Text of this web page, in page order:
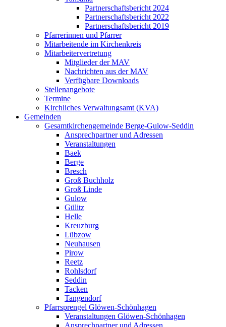
Partnerschaftsbericht 2024
Partnerschaftsbericht 2022
Partnerschaftsbericht 2019
Pfarrerinnen und Pfarrer
Mitarbeitende im Kirchenkreis
Mitarbeitervertretung
Mitglieder der MAV
Nachrichten aus der MAV
Verfügbare Downloads
Stellenangebote
Termine
Kirchliches Verwaltungsamt (KVA)
Gemeinden
Gesamtkirchengemeinde Berge-Gulow-Seddin
Ansprechpartner und Adressen
Veranstaltungen
Baek
Berge
Bresch
Groß Buchholz
Groß Linde
Gulow
Gülitz
Helle
Kreuzburg
Lübzow
Neuhausen
Pirow
Reetz
Rohlsdorf
Seddin
Tacken
Tangendorf
Pfarrsprengel Glöwen-Schönhagen
Veranstaltungen Glöwen-Schönhagen
Ansprechpartner und Adressen